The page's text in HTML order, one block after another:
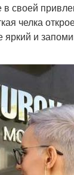
своей
челка
яркий и